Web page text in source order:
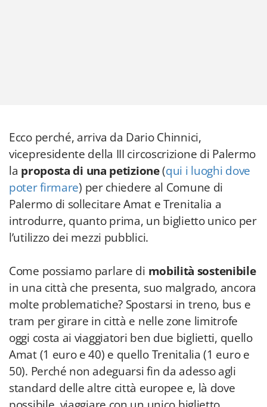
Ecco perché, arriva da Dario Chinnici,
vicepresidente della III circoscrizione di Palermo
la proposta di una petizione(qui i luoghi dove
poter firmare) per chiedere al Comune di
Palermo di sollecitare Amat e Trenitalia a
introdurre, quanto prima, un biglietto unico per
l’utilizzo dei mezzi pubblici.
Come possiamo parlare di mobilità sostenibile
in una città che presenta, suo malgrado, ancora
molte problematiche? Spostarsi in treno, bus e
tram per girare in città e nelle zone limitrofe
oggi costa ai viaggiatori ben due biglietti, quello
Amat (1 euro e 40) e quello Trenitalia (1 euro e
50). Perché non adeguarsi fin da adesso agli
standard delle altre città europee e, là dove